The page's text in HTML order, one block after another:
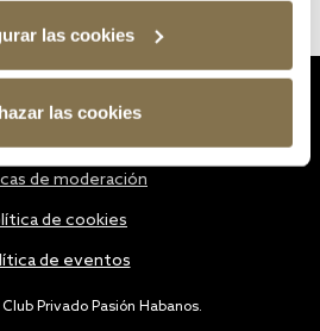
las cookies
las cookies
Privado Pasión Habanos.
de moderación
de cookies
de eventos